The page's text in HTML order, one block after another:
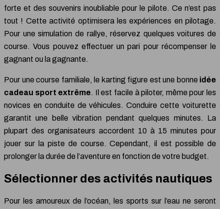
forte et des souvenirs inoubliable pour le pilote. Ce n’est pas
tout ! Cette activité optimisera les expériences en pilotage.
Pour une simulation de rallye, réservez quelques voitures de
course. Vous pouvez effectuer un pari pour récompenser le
gagnant ou la gagnante.
Pour une course familiale, le karting figure est une bonne idée
cadeau sport extrême. Il est facile à piloter, même pour les
novices en conduite de véhicules. Conduire cette voiturette
garantit une belle vibration pendant quelques minutes. La
plupart des organisateurs accordent 10 à 15 minutes pour
jouer sur la piste de course. Cependant, il est possible de
prolonger la durée de l’aventure en fonction de votre budget.
Sélectionner des activités nautiques
Pour les amoureux de l’océan, les sports sur l’eau ne seront